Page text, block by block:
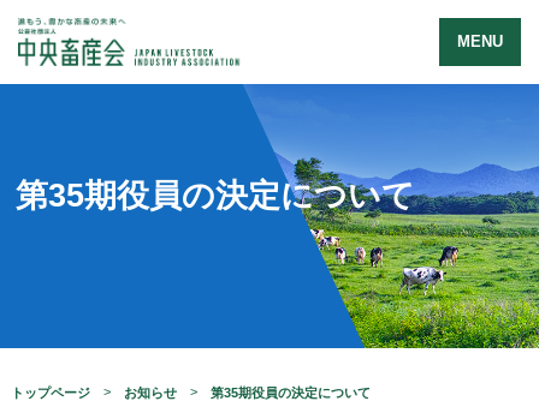
MENU
第35期役員の決定について
トップページ お知らせ 第35期役員の決定について